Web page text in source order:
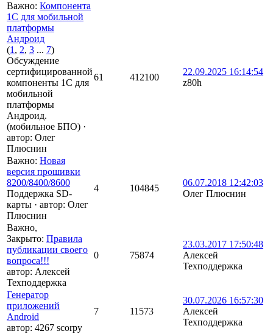
Важно: Компонента
1С для мобильной
платформы
Андроид
(1 , 2, 3 ... 7)
Обсуждение
сертифицированной
компоненты 1С для
мобильной
платформы
Андроид.
(мобильное БПО) ·
автор: Олег
Плюснин
61 412100
22.09.2025 16:14:54
z80h
Важно: Новая
версия прошивки
8200/8400/8600
Поддержка SD-
карты · автор: Олег
Плюснин
4 104845
06.07.2018 12:42:03
Олег Плюснин
Важно,
Закрыто: Правила
публикации своего
вопроса!!!
автор: Алексей
Техподдержка
0 75874
23.03.2017 17:50:48
Алексей
Техподдержка
Генератор
приложений
Android
автор: 4267 scorpy
7 11573
30.07.2026 16:57:30
Алексей
Техподдержка